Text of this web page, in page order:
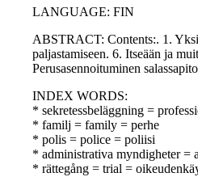
LANGUAGE: FIN
ABSTRACT: Contents:. 1.
paljastamiseen. 6. Itseään ja
Perusasennoituminen
INDEX WORDS:
* sekretessbeläggning =
* familj = family = perhe
* polis = police = poliisi
* administrativa myndigheter =
* rättegång = trial =